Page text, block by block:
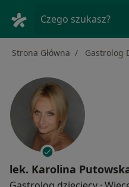
Czego szukasz?
Strona Główna Gastrolog
lek. Karolina